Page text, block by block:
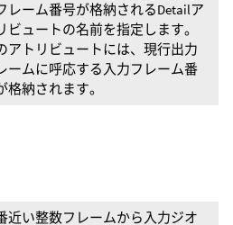
レーム番号が格納されるDetailア
ビュートの名前を指定します。
アトリビュートには、現行出力
ームに呼応する入力フレーム番
格納されます。
近い整数フレームから入力ジオ